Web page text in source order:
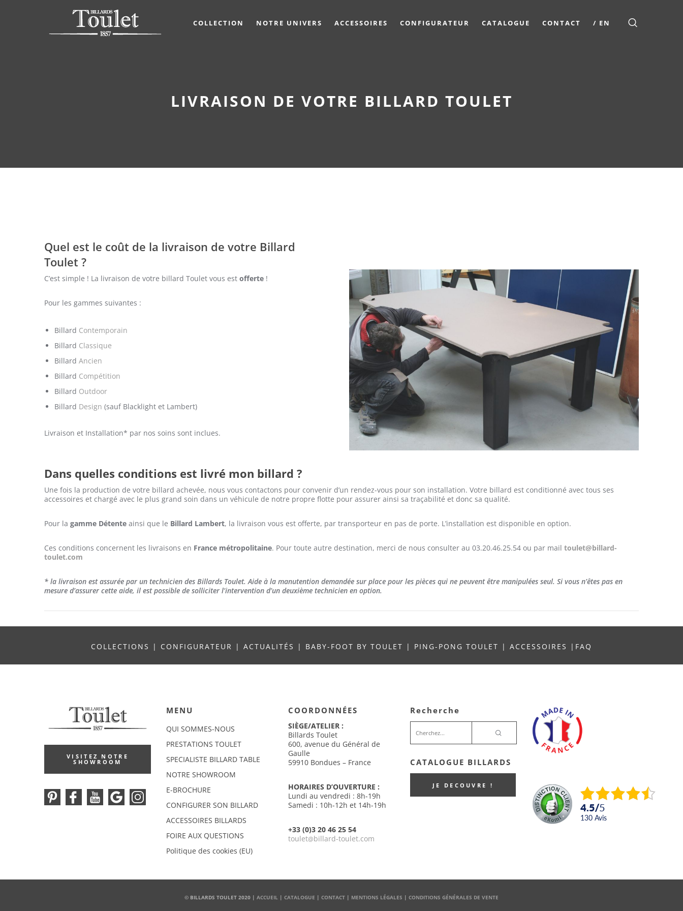
COLLECTION NOTRE UNIVERS ACCESSOIRES CONFIGURATEUR CATALOGUE CONTACT / EN
LIVRAISON DE VOTRE BILLARD TOULET
Quel est le coût de la livraison de votre Billard
Toulet ?
C’est simple ! La livraison de votre billard Toulet vous est offerte !
Pour les gammes suivantes :
Billard Contemporain
Billard Classique
Billard Ancien
Billard Compétition
Billard Outdoor
Billard Design (sauf Blacklight et Lambert)
Livraison et Installation* par nos soins sont inclues.
Dans quelles conditions est livré mon billard ?
Une fois la production de votre billard achevée, nous vous contactons pour convenir d’un rendez-vous pour son installation. Votre billard est conditionné avec tous ses
accessoires et chargé avec le plus grand soin dans un véhicule de notre propre flotte pour assurer ainsi sa traçabilité et donc sa qualité.
Pour la gamme Détente ainsi que le Billard Lambert, la livraison vous est offerte, par transporteur en pas de porte. L’installation est disponible en option.
Ces conditions concernent les livraisons en France métropolitaine. Pour toute autre destination, merci de nous consulter au 03.20.46.25.54 ou par mail toulet@billard-
toulet.com
* la livraison est assurée par un technicien des Billards Toulet. Aide à la manutention demandée sur place pour les pièces qui ne peuvent être manipulées seul. Si vous n’êtes pas en
mesure d’assurer cette aide, il est possible de solliciter l’intervention d’un deuxième technicien en option.
COLLECTIONS | CONFIGURATEUR | ACTUALITÉS | BABY-FOOT BY TOULET | PING-PONG TOULET | ACCESSOIRES | FAQ
VISITEZ NOTRE
SHOWROOM
MENU
QUI SOMMES-NOUS
PRESTATIONS TOULET
SPECIALISTE BILLARD TABLE
NOTRE SHOWROOM
E-BROCHURE
CONFIGURER SON BILLARD
ACCESSOIRES BILLARDS
FOIRE AUX QUESTIONS
Politique des cookies (EU)
COORDONNÉES
SIÈGE/ATELIER :
Billards Toulet
600, avenue du Général de
Gaulle
59910 Bondues – France
HORAIRES D’OUVERTURE :
Lundi au vendredi : 8h-19h
Samedi : 10h-12h et 14h-19h
+33 (0)3 20 46 25 54
toulet@billard-toulet.com
Recherche
CATALOGUE BILLARDS
JE DECOUVRE !
4.5/5
130 avis
© BILLARDS TOULET 2020 | ACCUEIL | CATALOGUE | CONTACT | MENTIONS LÉGALES | CONDITIONS GÉNÉRALES DE VENTE